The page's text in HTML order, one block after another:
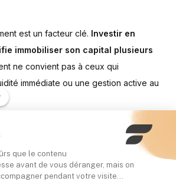
que le contenu
avant de vous déranger, mais on
pendant votre visite...
est un facteur clé. Investir en
immobiliser son capital plusieurs
ne convient pas à ceux qui
immédiate ou une gestion active au
et club deals : une
accrue